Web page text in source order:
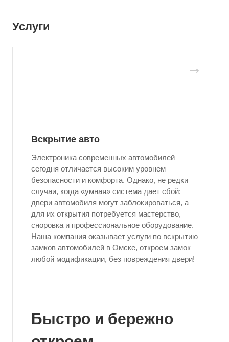
Услуги
Вскрытие авто
Электроника современных автомобилей
сегодня отличается высоким уровнем
безопасности и комфорта. Однако, не редки
случаи, когда «умная» система дает сбой:
двери автомобиля могут заблокироваться, а
для их открытия потребуется мастерство,
сноровка и профессиональное оборудование.
Наша компания оказывает услуги по вскрытию
замков автомобилей в Омске, откроем замок
любой модификации, без повреждения двери!
Быстро и бережно